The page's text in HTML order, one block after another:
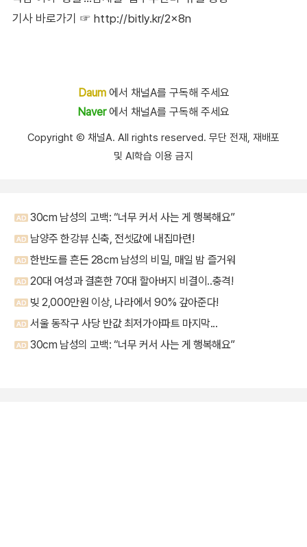
기사 바로가기 ☞ http://bitly.kr/2x8n
Daum에서 채널A를 구독해 주세요
Naver에서 채널A를 구독해 주세요
Copyright Ⓒ 채널A. All rights reserved. 무단 전재, 재배포
및 AI학습 이용 금지